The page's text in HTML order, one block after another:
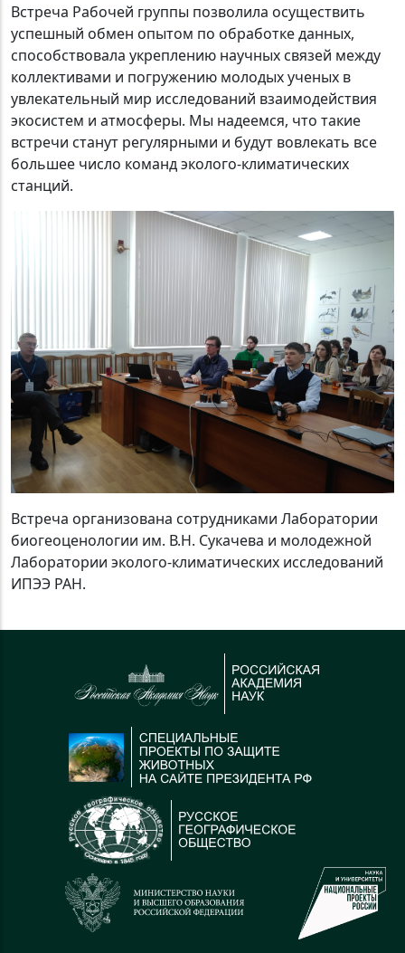
Встреча Рабочей группы позволила осуществить
успешный обмен опытом по обработке данных,
способствовала укреплению научных связей между
коллективами и погружению молодых ученых в
увлекательный мир исследований взаимодействия
экосистем и атмосферы. Мы надеемся, что такие
встречи станут регулярными и будут вовлекать все
большее число команд эколого-климатических
станций.
Встреча организована сотрудниками Лаборатории
биогеоценологии им. В.Н. Сукачева и молодежной
Лаборатории эколого-климатических исследований
ИПЭЭ РАН.